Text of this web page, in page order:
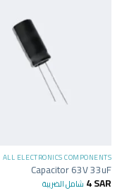
ALL ELECTRONICS COMPONENTS
Capacitor 63V 33uF
4SAR شامل الضريبة